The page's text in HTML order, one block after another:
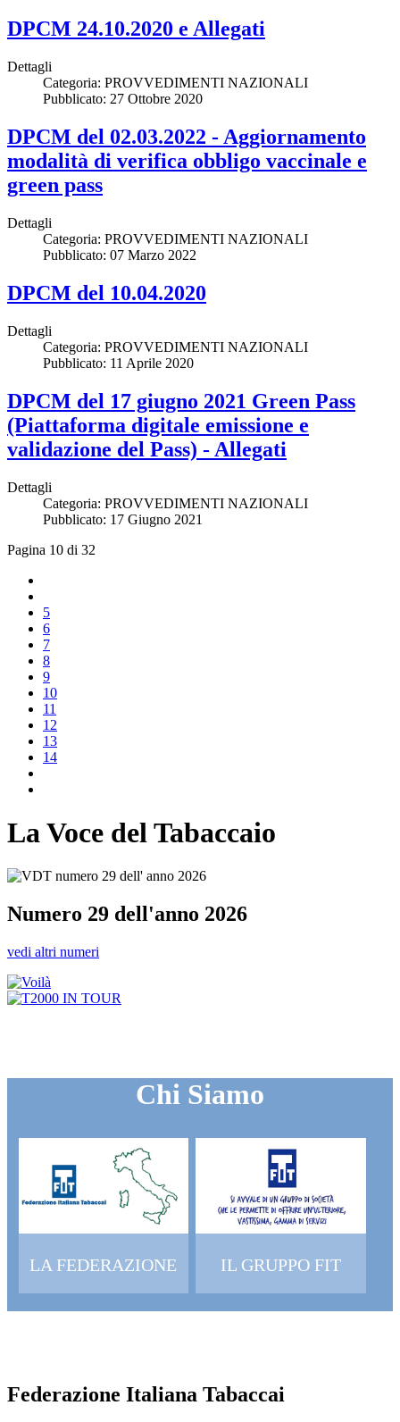
DPCM 24.10.2020 e Allegati
Dettagli
Categoria: PROVVEDIMENTI NAZIONALI
Pubblicato: 27 Ottobre 2020
DPCM del 02.03.2022 - Aggiornamento
modalità di verifica obbligo vaccinale e
green pass
Dettagli
Categoria: PROVVEDIMENTI NAZIONALI
Pubblicato: 07 Marzo 2022
DPCM del 10.04.2020
Dettagli
Categoria: PROVVEDIMENTI NAZIONALI
Pubblicato: 11 Aprile 2020
DPCM del 17 giugno 2021 Green Pass
(Piattaforma digitale emissione e
validazione del Pass) - Allegati
Dettagli
Categoria: PROVVEDIMENTI NAZIONALI
Pubblicato: 17 Giugno 2021
Pagina 10 di 32
5
6
7
8
9
10
11
12
13
14
La Voce del Tabaccaio
Numero 29 dell'anno 2026
vedi altri numeri
Chi Siamo
LA FEDERAZIONE IL GRUPPO FIT
Federazione Italiana Tabaccai